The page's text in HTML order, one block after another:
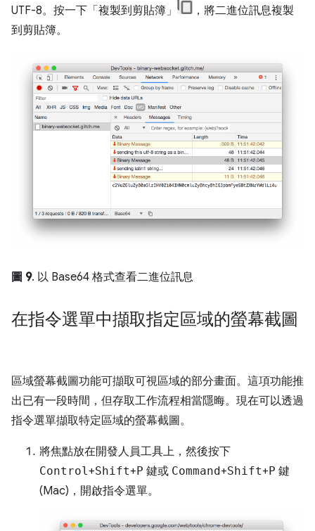
UTF-8。按一下「複製到剪貼簿」
，將二進位訊息複製
到剪貼簿。
圖 9. 以 Base64 格式查看二進位訊息
在指令選單中擷取指定區域的螢幕截圖
區域螢幕截圖功能可擷取可視區域的部分畫面。這項功能推
出已有一段時間，但存取工作流程相當隱晦。現在可以透過
指令選單擷取特定區域的螢幕截圖。
將焦點放在開發人員工具上，然後按下
Control+Shift+ P 鍵或 Command+Shift+ P 鍵
(Mac)，開啟指令選單。